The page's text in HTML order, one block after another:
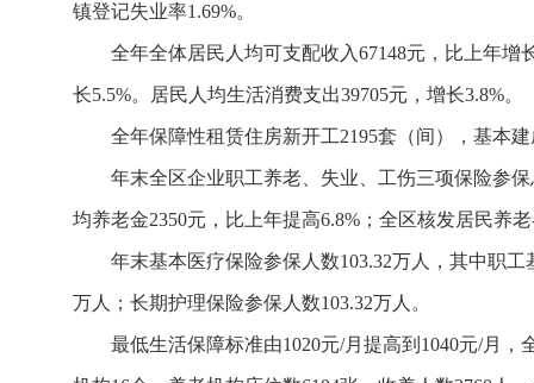
镇登记失业率1.69%。
全年全体居民人均可支配收入67148元，比上年增
长5.5%。居民人均生活消费支出39705元，增长3.8%。
全年保障性租赁住房新开工2195套（间），基本
年末全区企业职工养老、失业、工伤三项保险参
均养老金2350元，比上年提高6.8%；全区核发居民养
年末基本医疗保险参保人数103.32万人，其中职
万人；长期护理保险参保人数103.32万人。
最低生活保障标准由1020元/月提高到1040元/月